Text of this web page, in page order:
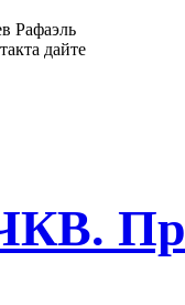
Рафаэль
дайте